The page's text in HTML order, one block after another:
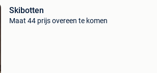
Skibotten
Maat 44 prijs overeen te komen